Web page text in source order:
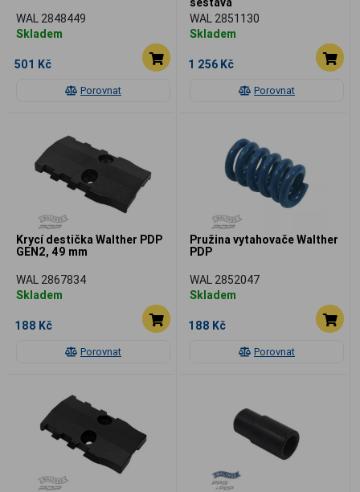
Porovnat
WAL 2848449
Skladem
501 Kč
Porovnat
WAL 2851130
Skladem
1 256 Kč
Porovnat
Krycí destička Walther PDP
GEN2, 49 mm
WAL 2867834
Skladem
188 Kč
Porovnat
Pružina vytahovače Walther
PDP
WAL 2852047
Skladem
188 Kč